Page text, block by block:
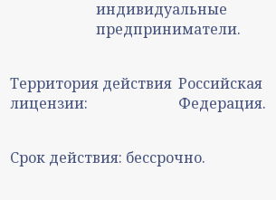
индивидуальные
предприниматели.
Территория действия
лицензии:
Российская
Федерация.
Срок действия: бессрочно.